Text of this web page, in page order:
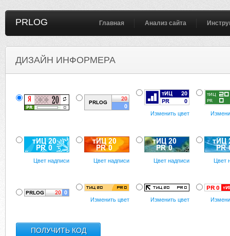
PRLOG Главная Анализ сайта
ДИЗАЙН ИНФОРМЕРА
Изменить цвет
Цвет надписи Цвет надписи Цвет надписи Цвет
Изменить цвет Изменить цвет